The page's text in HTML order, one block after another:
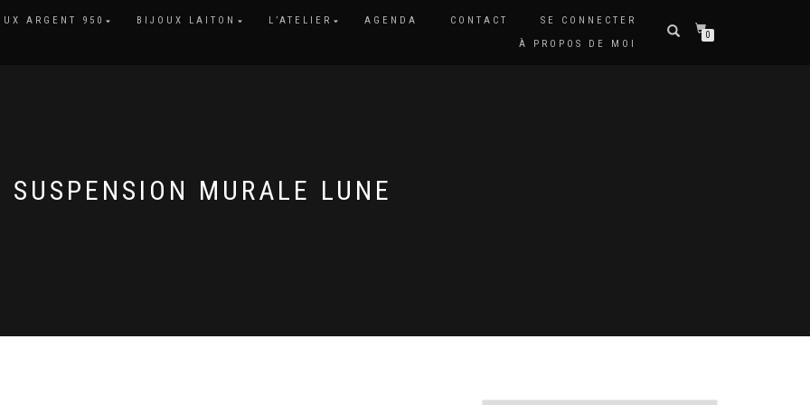
ARGENT 950 BIJOUX LAITON L’ATELIER AGENDA CONTACT
SE CONNECTER
À PROPOS DE MOI
0
SUSPENSION MURALE LUNE